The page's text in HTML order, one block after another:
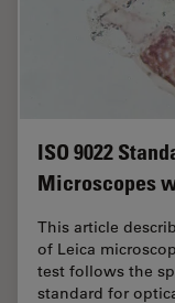
ISO 9022
Microscopes
This article
of Leica
test follows the
standard for